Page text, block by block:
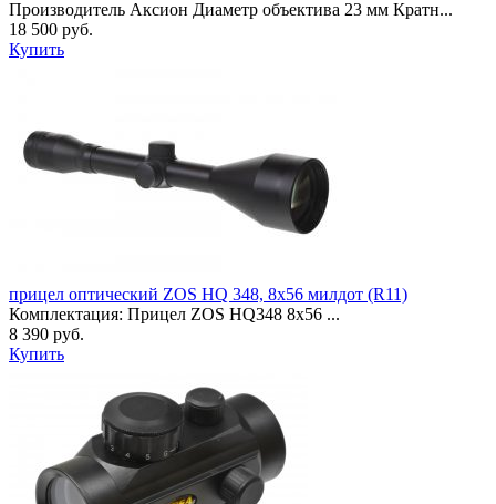
Производитель Аксион Диаметр объектива 23 мм Кратн...
18 500 руб.
Купить
прицел оптический ZOS HQ 348, 8х56 милдот (R11)
Комплектация: Прицел ZOS HQ348 8х56 ...
8 390 руб.
Купить